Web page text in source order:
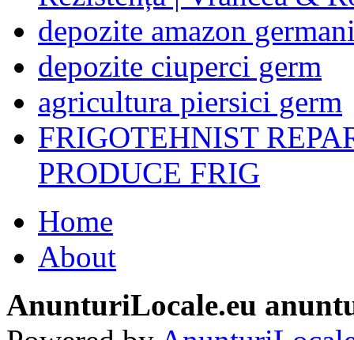
depozite amazon
depozite ciuperci germ
agricultura piersici germ
FRIGOTEHNIST
PRODUCE FRIG
Home
About
AnunturiLocale.eu